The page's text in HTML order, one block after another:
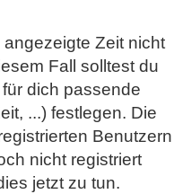
Zeit nicht
Fall solltest du
für dich passende
...) festlegen. Die
Benutzern
nicht registriert
jetzt zu tun.